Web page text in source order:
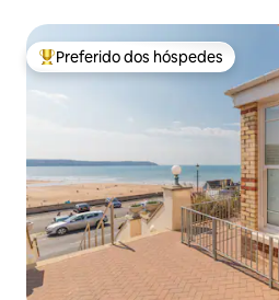
Entre os melhores preferidos dos
Preferido dos hóspedes